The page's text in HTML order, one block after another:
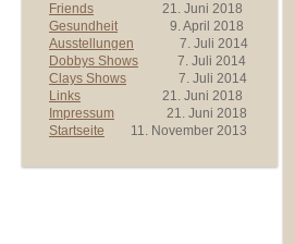
Friends 21. Juni 2018
Gesundheit9. April 2018
Ausstellungen 7. Juli 2014
Dobbys Shows 7. Juli 2014
Clays Shows 7. Juli 2014
Links 21. Juni 2018
Impressum 21. Juni 2018
Startseite 11. November 2013